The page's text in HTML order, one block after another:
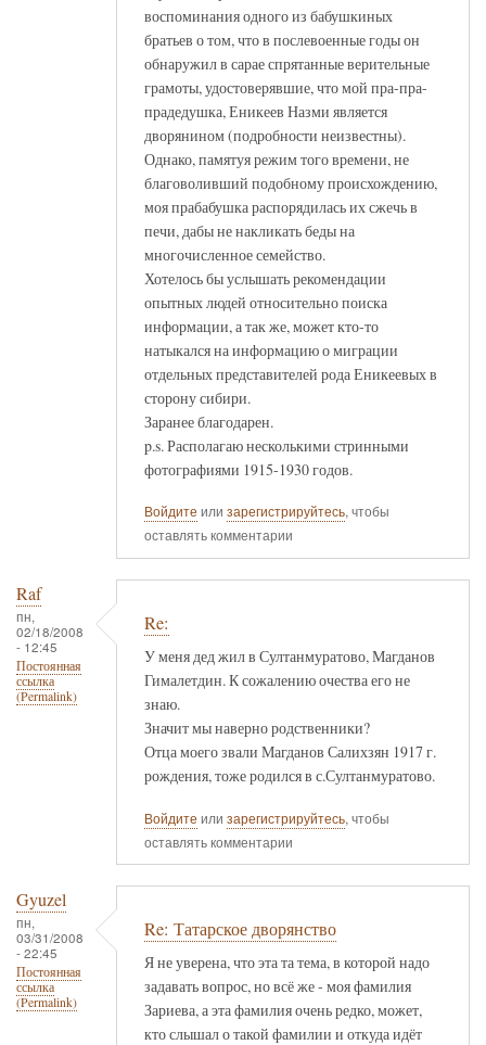
воспоминания одного из бабушкиных
братьев о том, что в послевоенные годы он
обнаружил в сарае спрятанные верительные
грамоты, удостоверявшие, что мой пра-пра-
прадедушка, Еникеев Назми является
дворянином (подробности неизвестны).
Однако, памятуя режим того времени, не
благоволивший подобному происхождению,
моя прабабушка распорядилась их сжечь в
печи, дабы не накликать беды на
многочисленное семейство.
Хотелось бы услышать рекомендации
опытных людей относительно поиска
информации, а так же, может кто-то
натыкался на информацию о миграции
отдельных представителей рода Еникеевых в
сторону сибири.
Заранее благодарен.
p.s. Располагаю несколькими стринными
фотографиями 1915-1930 годов.
Войдите или зарегистрируйтесь, чтобы
оставлять комментарии
Raf
пн,
02/18/2008
- 12:45
Постоянная
ссылка
(Permalink)
Re:
У меня дед жил в Султанмуратово, Магданов
Гималетдин. К сожалению очества его не
знаю.
Значит мы наверно родственники?
Отца моего звали Магданов Салихзян 1917 г.
рождения, тоже родился в с.Султанмуратово.
Войдите или зарегистрируйтесь, чтобы
оставлять комментарии
Gyuzel
пн,
03/31/2008
- 22:45
Постоянная
ссылка
(Permalink)
Re: Татарское дворянство
Я не уверена, что эта та тема, в которой надо
задавать вопрос, но всё же - моя фамилия
Зариева, а эта фамилия очень редко, может,
кто слышал о такой фамилии и откуда идёт